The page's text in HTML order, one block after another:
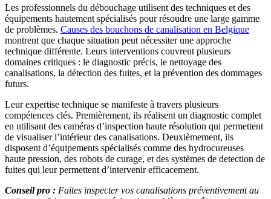
Les professionnels du débouchage utilisent des techniques et des
équipements hautement spécialisés pour résoudre une large gamme
de problèmes. Causes des bouchons de canalisation en Belgique
montrent que chaque situation peut nécessiter une approche
technique différente. Leurs interventions couvrent plusieurs
domaines critiques : le diagnostic précis, le nettoyage des
canalisations, la détection des fuites, et la prévention des dommages
futurs.
Leur expertise technique se manifeste à travers plusieurs
compétences clés. Premièrement, ils réalisent un diagnostic complet
en utilisant des caméras d’inspection haute résolution qui permettent
de visualiser l’intérieur des canalisations. Deuxièmement, ils
disposent d’équipements spécialisés comme des hydrocureuses
haute pression, des robots de curage, et des systèmes de detection de
fuites qui leur permettent d’intervenir efficacement.
Conseil pro : Faites inspecter vos canalisations préventivement au